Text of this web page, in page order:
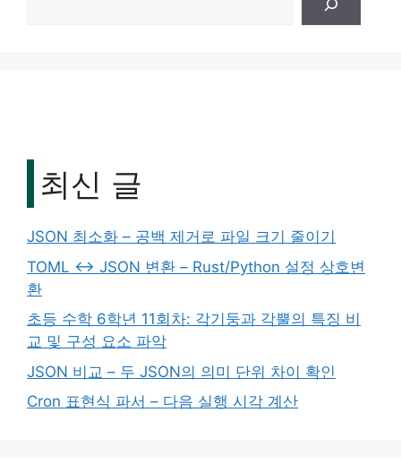
최신 글
JSON 최소화 – 공백 제거로 파일 크기 줄이기
TOML ↔ JSON 변환 – Rust/Python 설정 상호변
환
초등 수학 6학년 11회차: 각기둥과 각뿔의 특징 비
교 및 구성 요소 파악
JSON 비교 – 두 JSON의 의미 단위 차이 확인
Cron 표현식 파서 – 다음 실행 시각 계산